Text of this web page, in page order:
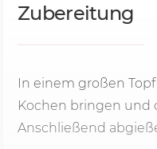
Zubereitung
In einem großen
Kochen bringen und
Anschließend